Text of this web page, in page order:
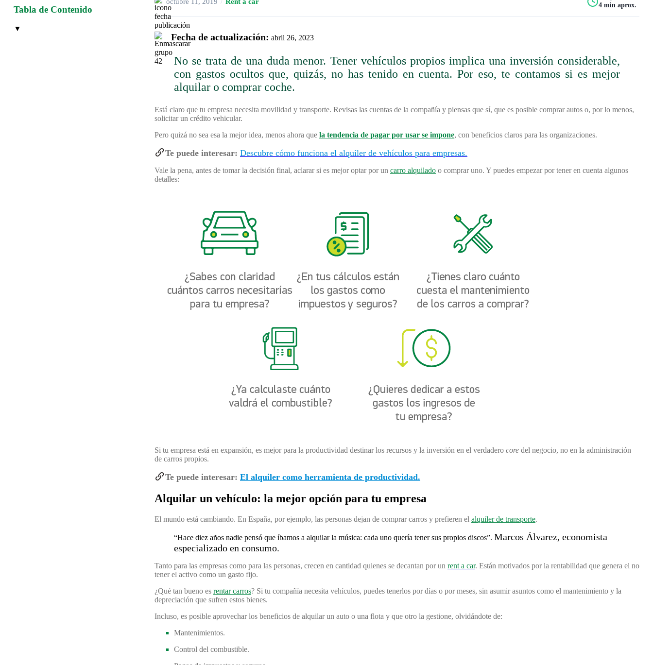
Tabla de Contenido
▼
4 min aprox.
Fecha de actualización: abril 26, 2023
No se trata de una duda menor. Tener vehículos propios implica una inversión considerable,
con gastos ocultos que, quizás, no has tenido en cuenta. Por eso, te contamos si es mejor
alquilar o comprar coche.
Está claro que tu empresa necesita movilidad y transporte. Revisas las cuentas de la compañía y piensas que sí, que es posible comprar autos o, por lo menos,
solicitar un crédito vehicular.
Pero quizá no sea esa la mejor idea, menos ahora que la tendencia de pagar por usar se impone, con beneficios claros para las organizaciones.
Te puede interesar: Descubre cómo funciona el alquiler de vehículos para empresas.
Vale la pena, antes de tomar la decisión final, aclarar si es mejor optar por un carro alquilado o comprar uno. Y puedes empezar por tener en cuenta algunos
detalles:
Si tu empresa está en expansión, es mejor para la productividad destinar los recursos y la inversión en el verdadero core del negocio, no en la administración
de carros propios.
Te puede interesar: El alquiler como herramienta de productividad.
Alquilar un vehículo: la mejor opción para tu empresa
El mundo está cambiando. En España, por ejemplo, las personas dejan de comprar carros y prefieren el alquiler de transporte.
“Hace diez años nadie pensó que íbamos a alquilar la música: cada uno quería tener sus propios discos”. Marcos Álvarez, economista
especializado en consumo.
Tanto para las empresas como para las personas, crecen en cantidad quienes se decantan por un rent a car. Están motivados por la rentabilidad que genera el no
tener el activo como un gasto fijo.
¿Qué tan bueno es rentar carros? Si tu compañía necesita vehículos, puedes tenerlos por días o por meses, sin asumir asuntos como el mantenimiento y la
depreciación que sufren estos bienes.
Incluso, es posible aprovechar los beneficios de alquilar un auto o una flota y que otro la gestione, olvidándote de:
Mantenimientos.
Control del combustible.